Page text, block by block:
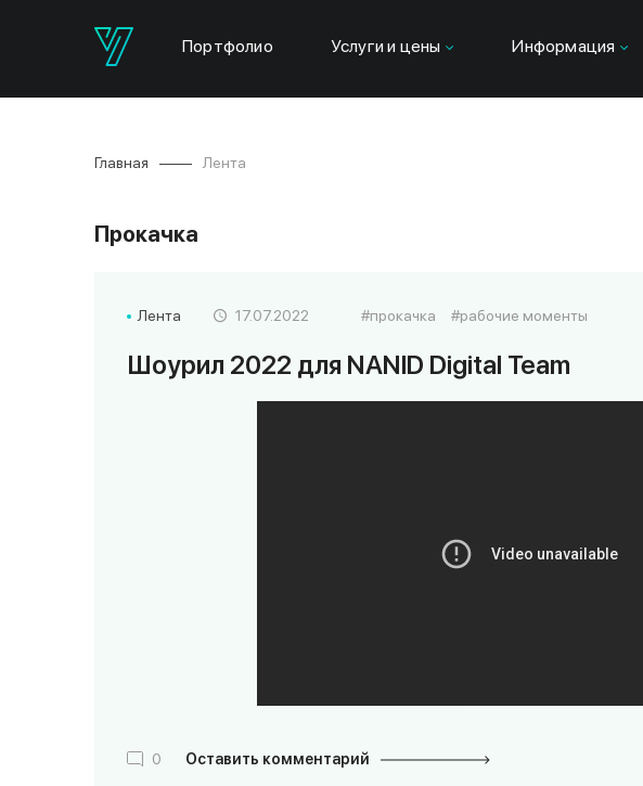
Портфолио Услуги и цены Информация
Главная Лента
Прокачка
Лента 17.07.2022 прокачка рабочие моменты
Шоурил 2022 для NANID Digital Team
0 Оставить комментарий